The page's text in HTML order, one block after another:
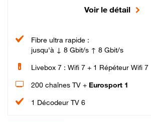
Voir le détail
Fibre ultra rapide :
jusqu'à ↓ 8 Gbit/s ↑ 8 Gbit/s
Livebox 7 : Wifi 7 + 1 Répéteur Wifi 7
200 chaînes TV + Eurosport 1
1 Décodeur TV 6